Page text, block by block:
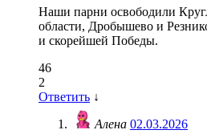
Наши парни освободили
области, Дробышево и
и скорейшей Победы.
46
2
Ответить ↓
Алена 02.03.2026